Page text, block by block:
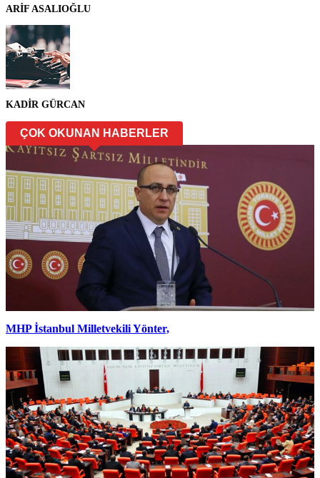
ARİF ASALIOĞLU
KADİR GÜRCAN
ÇOK OKUNAN HABERLER
MHP İstanbul Milletvekili Yönter,